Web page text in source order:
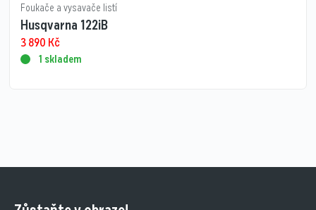
Foukače a vysavače listí
Husqvarna 122iB
3 890 Kč
1 skladem